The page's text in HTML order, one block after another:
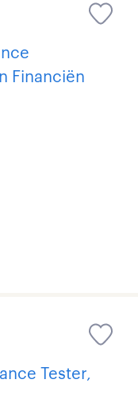
Financiën
Tester,